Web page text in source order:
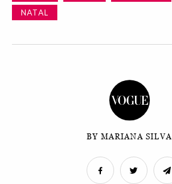
NATAL
BY MARIANA SILVA